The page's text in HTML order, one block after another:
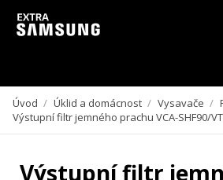
Vzhledem k aktuální situaci se může dodání
zpozdit. Děkujeme za
Úvod / Úklid a domácnost / Vysavače /
Výstupní filtr jemného prachu VCA-SHF90/VT
Výstupní filtr